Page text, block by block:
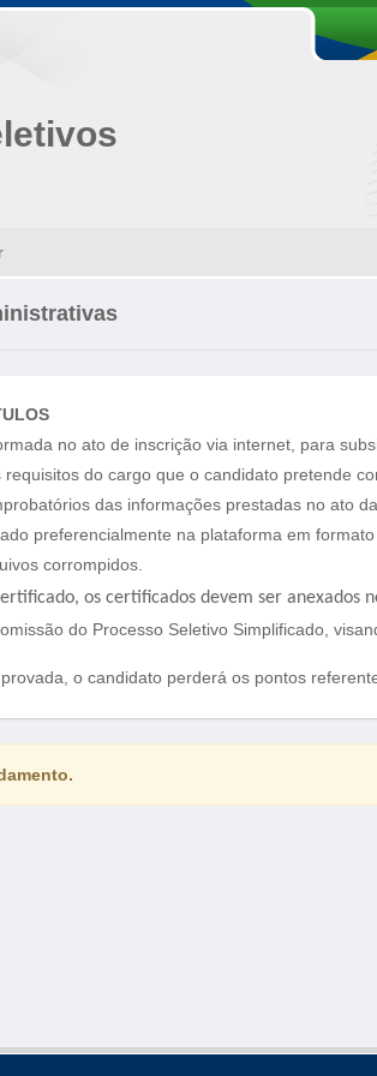
no ato de inscrição via internet, para
do cargo que o candidato pretende
das informações prestadas no ato
preferencialmente na plataforma em formato
corrompidos.
os certificados devem ser anexados
do Processo Seletivo Simplificado,
o candidato perderá os pontos